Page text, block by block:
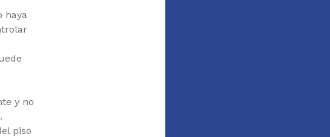
haya
y no
piso